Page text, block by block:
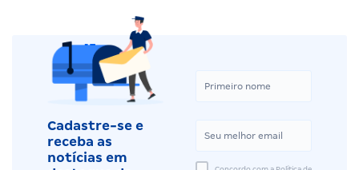
Cadastre-se e
receba as
notícias em